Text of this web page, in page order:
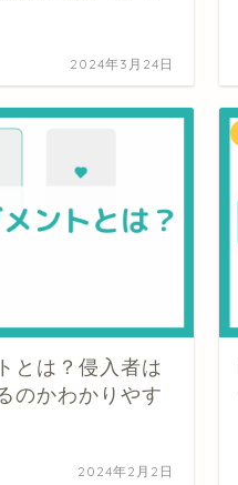
2024年3月24日
とは？侵入者は
のかわかりやす
2024年2月2日